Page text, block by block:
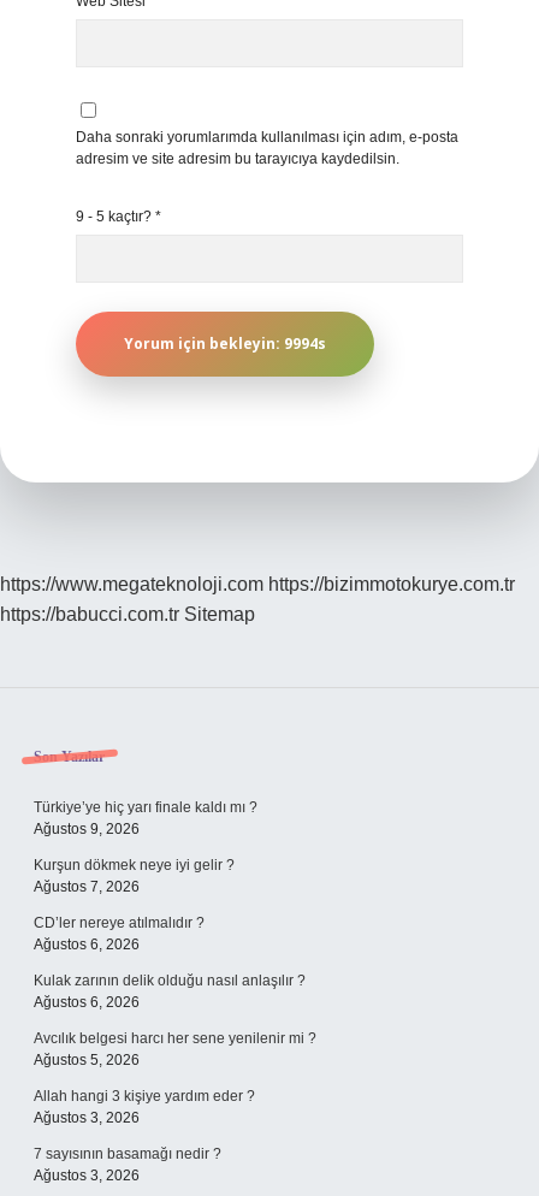
Daha sonraki yorumlarımda kullanılması için adım, e-posta
adresim ve site adresim bu tarayıcıya kaydedilsin.
9 - 5 kaçtır? *
https://www.megateknoloji.com https://bizimmotokurye.com.tr
https://babucci.com.tr Sitemap
Sidebar
Son Yazılar
Türkiye’ye hiç yarı finale kaldı mı ?
Ağustos 9, 2026
Kurşun dökmek neye iyi gelir ?
Ağustos 7, 2026
CD’ler nereye atılmalıdır ?
Ağustos 6, 2026
Kulak zarının delik olduğu nasıl anlaşılır ?
Ağustos 6, 2026
Avcılık belgesi harcı her sene yenilenir mi ?
Ağustos 5, 2026
Allah hangi 3 kişiye yardım eder ?
Ağustos 3, 2026
7 sayısının basamağı nedir ?
Ağustos 3, 2026